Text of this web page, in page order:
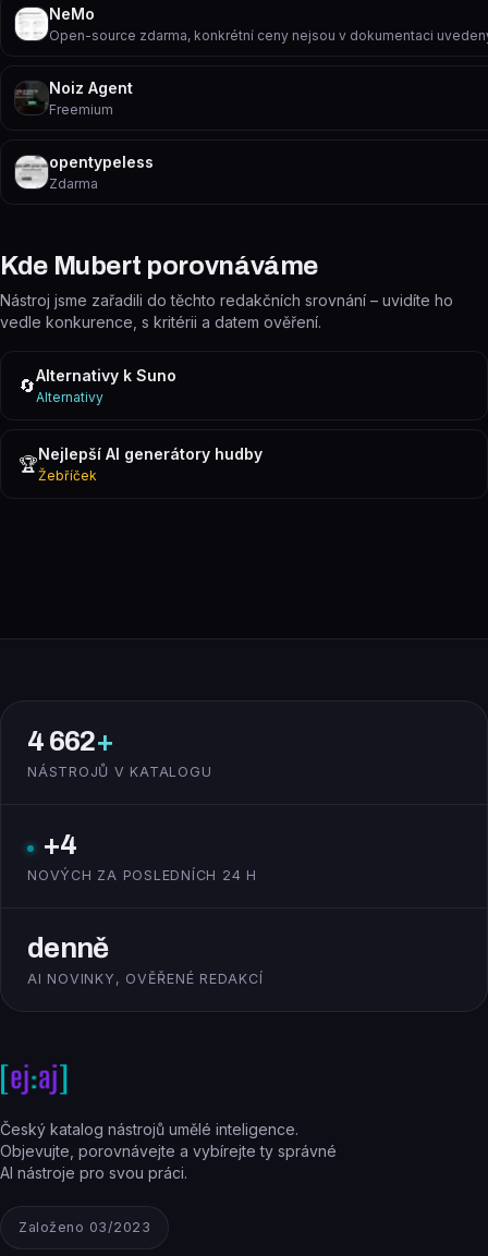
NeMo
Open-source zdarma, konkrétní ceny nejsou v dokumentaci
Noiz Agent
Freemium
opentypeless
Zdarma
Kde Mubert porovnáváme
Nástroj jsme zařadili do těchto redakčních srovnání – uvidíte ho
vedle konkurence, s kritérii a datem ověření.
🔄Alternativy k Suno
Alternativy
🏆Nejlepší AI generátory hudby
Žebříček
4 662+
NÁSTROJŮ V KATALOGU
+4
NOVÝCH ZA POSLEDNÍCH 24 H
denně
AI NOVINKY, OVĚŘENÉ REDAKCÍ
Český katalog nástrojů umělé inteligence.
Objevujte, porovnávejte a vybírejte ty správné
AI nástroje pro svou práci.
Založeno 03/2023